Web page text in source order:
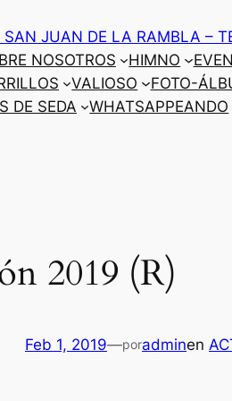
JUAN DE LA RAMBLA –
NOSOTROS HIMNO
VALIOSO FOTO-
DE SEDA
WHATSAPPEANDO
2019 (R)
Feb 1, 2019—poradminen